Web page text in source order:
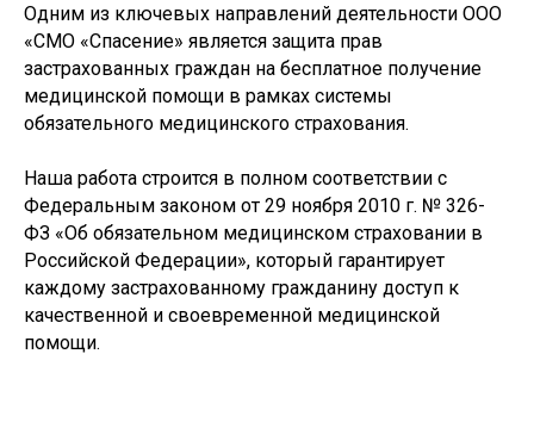
Одним из ключевых направлений деятельности ООО
«СМО «Спасение» является защита прав
застрахованных граждан на бесплатное получение
медицинской помощи в рамках системы
обязательного медицинского страхования.
Наша работа строится в полном соответствии с
Федеральным законом от 29 ноября 2010 г. № 326-
ФЗ «Об обязательном медицинском страховании в
Российской Федерации», который гарантирует
каждому застрахованному гражданину доступ к
качественной и своевременной медицинской
помощи.